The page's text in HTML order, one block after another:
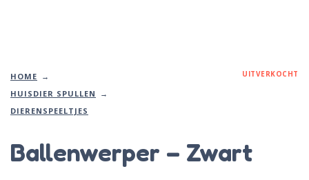
HOME
HUISDIER SPULLEN
DIERENSPEELTJES
UITVERKOCHT
Ballenwerper – Zwart